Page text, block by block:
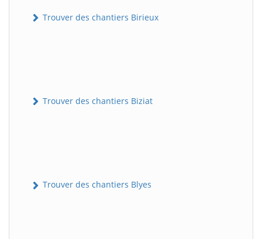
Trouver des chantiers Birieux
Trouver des chantiers Biziat
Trouver des chantiers Blyes